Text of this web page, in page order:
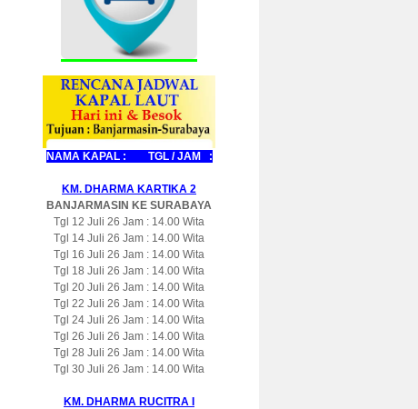
NAMA KAPAL : TGL / JAM :
KM. DHARMA KARTIKA 2
BANJARMASIN KE SURABAYA
Tgl 12 Juli 26 Jam : 14.00 Wita
Tgl 14 Juli 26 Jam : 14.00 Wita
Tgl 16 Juli 26 Jam : 14.00 Wita
Tgl 18 Juli 26 Jam : 14.00 Wita
Tgl 20 Juli 26 Jam : 14.00 Wita
Tgl 22 Juli 26 Jam : 14.00 Wita
Tgl 24 Juli 26 Jam : 14.00 Wita
Tgl 26 Juli 26 Jam : 14.00 Wita
Tgl 28 Juli 26 Jam : 14.00 Wita
Tgl 30 Juli 26 Jam : 14.00 Wita
KM. DHARMA RUCITRA I